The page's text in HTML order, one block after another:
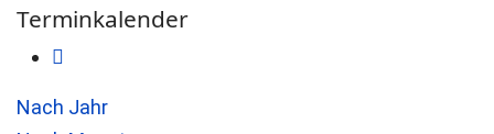
Terminkalender
Nach Jahr